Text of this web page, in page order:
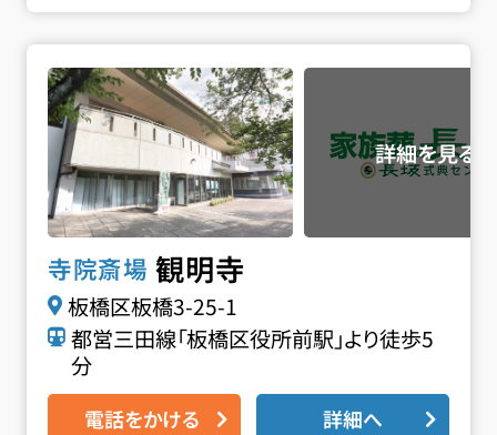
寺院斎場 観明寺
板橋区板橋3-25-1
都営三田線「板橋区役所前駅」より徒歩5
分
電話をかける 詳細へ
観明寺の詳細へ